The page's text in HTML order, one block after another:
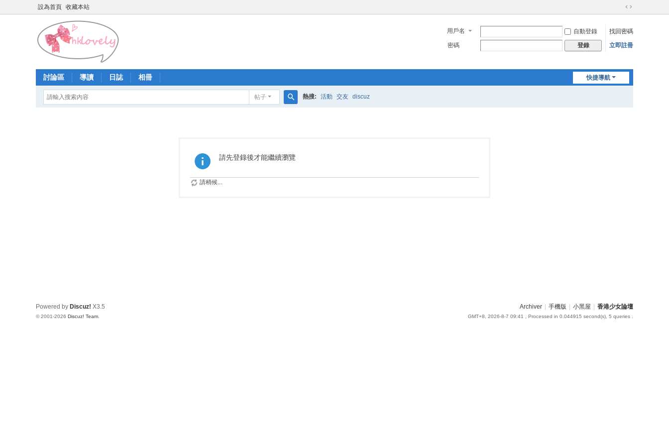
設為首頁 收藏本站
切
到
寬
用戶名 自動登錄
找回密碼
密碼
登錄 立即註冊
快捷導航
討論區 導讀 日誌 相冊
帖子 熱搜: 活動 交友 discuz
請先登錄後才能繼續瀏覽
請稍候...
Archiver 手機版 小黑屋 香港少女論壇
GMT+8, 2026-8-7 09:41 , Processed in 0.044915 second(s), 5 queries .
Powered by Discuz! X3.5
© 2001-2026 Discuz! Team